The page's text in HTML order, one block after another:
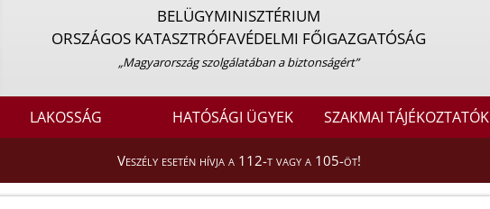
BELÜGYMINISZTÉRIUM
ORSZÁGOS KATASZTRÓFAVÉDELMI FŐIGAZGATÓSÁG
„Magyarország szolgálatában a biztonságért”
LAKOSSÁG HATÓSÁGI ÜGYEK SZAKMAI TÁJÉKOZTATÓK
Veszély esetén hívja a 112-t vagy a 105-öt!